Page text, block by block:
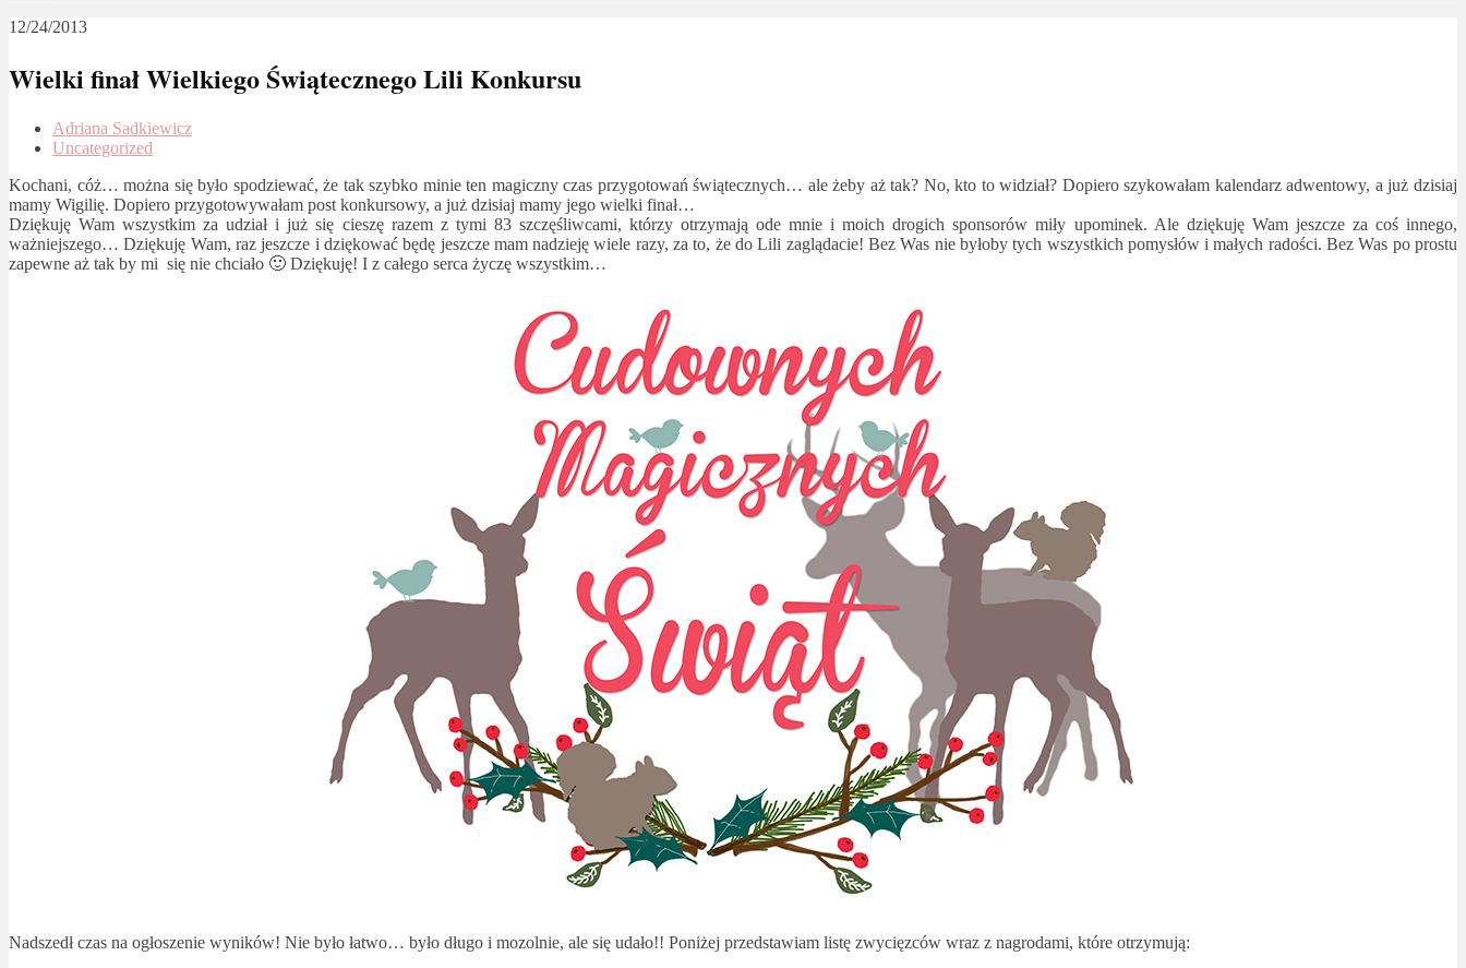
12/24/2013
Wielki finał Wielkiego Świątecznego Lili Konkursu
Adriana Sadkiewicz
Uncategorized
Kochani, cóż… można się było spodziewać, że tak szybko minie ten magiczny czas przygotowań świątecznych… ale żeby aż tak? No, kto to widział? Dopiero szykowałam kalendarz adwentowy, a już dzisiaj
mamy Wigilię. Dopiero przygotowywałam post konkursowy, a już dzisiaj mamy jego wielki finał…
Dziękuję Wam wszystkim za udział i już się cieszę razem z tymi 83 szczęśliwcami, którzy otrzymają ode mnie i moich drogich sponsorów miły upominek. Ale dziękuję Wam jeszcze za coś innego,
ważniejszego… Dziękuję Wam, raz jeszcze i dziękować będę jeszcze mam nadzieję wiele razy, za to, że do Lili zaglądacie! Bez Was nie byłoby tych wszystkich pomysłów i małych radości. Bez Was po prostu
zapewne aż tak by mi się nie chciało 🙂 Dziękuję! I z całego serca życzę wszystkim…
Nadszedł czas na ogłoszenie wyników! Nie było łatwo… było długo i mozolnie, ale się udało!! Poniżej przedstawiam listę zwycięzców wraz z nagrodami, które otrzymują: